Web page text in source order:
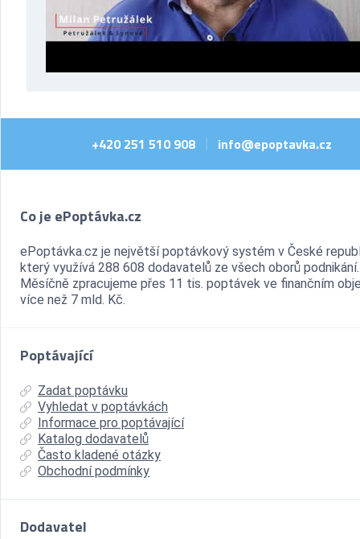
+420 251 510 908 info@epoptavka.cz
Co je ePoptávka.cz
ePoptávka.cz je největší poptávkový systém v České
který využívá 288 608 dodavatelů ze všech oborů podnikání.
Měsíčně zpracujeme přes 11 tis. poptávek ve finančním
více než 7 mld. Kč.
Poptávající
Zadat poptávku
Vyhledat v poptávkách
Informace pro poptávající
Katalog dodavatelů
Často kladené otázky
Obchodní podmínky
Dodavatel